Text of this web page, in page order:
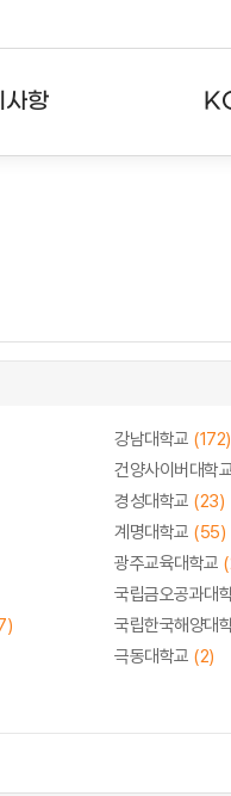
사항
강남대학교 (172)
건양사이버대학
경성대학교 (23)
계명대학교 (55)
광주교육대학교
국립금오공과대
국립한국해양대
극동대학교 (2)